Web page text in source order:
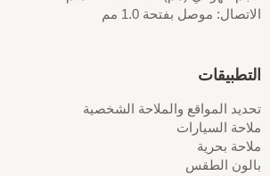
الاتصال: موصل بفتحة 1.0 مم
التطبيقات
تحديد المواقع والملاحة الشخصية
ملاحة السيارات
ملاحة بحرية
بالون الطقس